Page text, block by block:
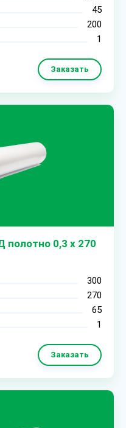
45
200
1
Заказать
полотно 0,3 х 270
300
270
65
1
Заказать